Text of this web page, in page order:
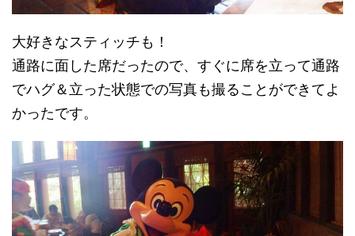
大好きなスティッチも！
通路に面した席だったので、すぐに席を立って通路
でハグ＆立った状態での写真も撮ることができてよ
かったです。